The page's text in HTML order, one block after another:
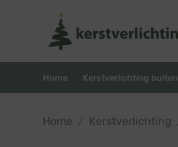
Home Kerstverlichting buiten
Home Kerstverlichting